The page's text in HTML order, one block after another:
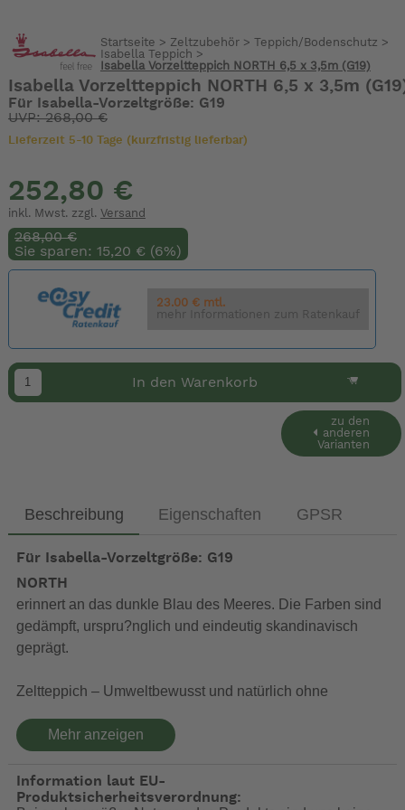
Startseite > Zeltzubehör> Teppich/Bodenschutz >
Isabella Teppich >
Isabella Vorzeltteppich NORTH 6,5 x 3,5m (G19)
Isabella Vorzeltteppich NORTH 6,5 x 3,5m
Für Isabella-Vorzeltgröße: G19
UVP: 268,00 €
Lieferzeit 5-10 Tage (kurzfristig lieferbar)
252,80 €
inkl. Mwst. zzgl. Versand
268,00 €
Sie sparen: 15,20 € (6%)
23.00 € mtl.
mehr Informationen zum Ratenkauf
In den Warenkorb
zu den
anderen
Varianten
Beschreibung Eigenschaften GPSR
Für Isabella-Vorzeltgröße: G19
NORTH
erinnert an das dunkle Blau des Meeres. Die Farben sind
gedämpft, urspru?nglich und eindeutig skandinavisch
geprägt.
Zeltteppich – Umweltbewusst und natürlich ohne
Zeltteppiche unterliegen leider nicht, da nur für
Schadstoffauflagen, wie Teppiche für den Innenbereich.
Bereits seit Jahrzehnten arbeiten wir mit dem führenden
Mehr anzeigen
Information laut EU-
Produktsicherheitsverordnung: